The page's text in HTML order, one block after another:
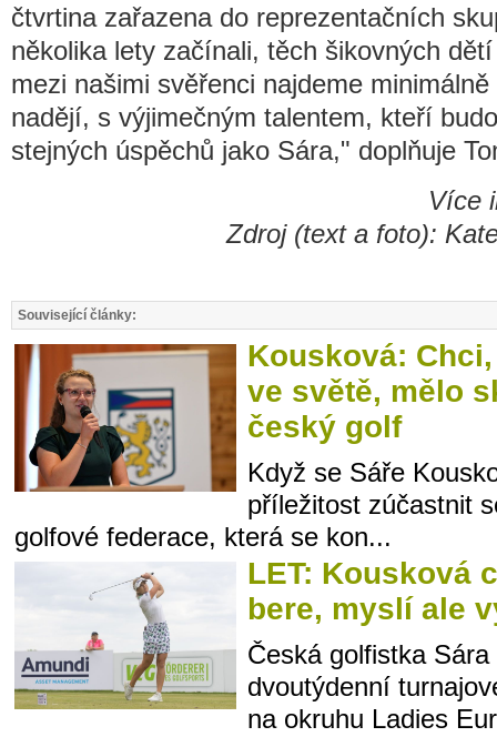
čtvrtina zařazena do reprezentačních
několika lety začínali, těch šikovných
mezi našimi svěřenci najdeme
nadějí, s výjimečným talentem, kteří
stejných úspěchů jako Sára," doplňuje
Více
Zdroj (text a foto):
Související články:
Kousková:
ve světě, mělo
český golf
Když se Sáře
příležitost zúčastnit
golfové federace, která se kon...
LET: Kousková
bere, myslí ale
Česká golfistka
dvoutýdenní
na okruhu Ladies